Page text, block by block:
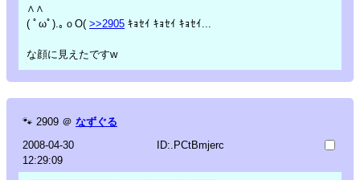
∧∧
( ﾟωﾟ).｡ｏO( >>2905 ｷｮｾｲ ｷｮｾｲ ｷｮｾｲ...
な顔に見えたですw
🐾 2909 ＠ なずぐる
2008-04-30
12:29:09
ID:.PCtBmjerc